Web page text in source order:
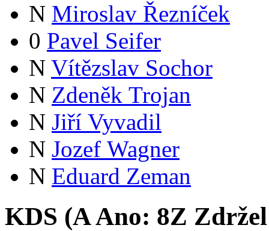
N Miroslav Řezníček
0 Pavel Seifer
N Vítězslav Sochor
N Zdeněk Trojan
N Jiří Vyvadil
N Jozef Wagner
N Eduard Zeman
KDS (AAno: 8Z